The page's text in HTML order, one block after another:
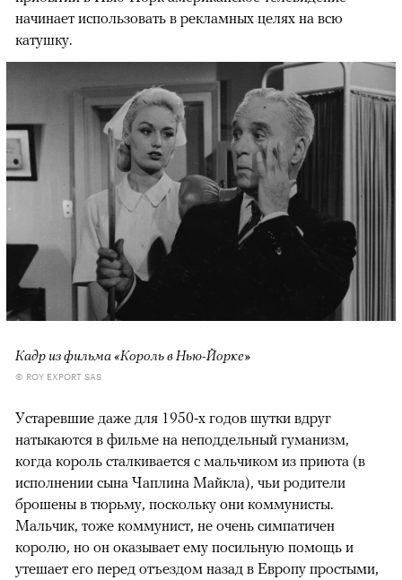
начинает использовать в рекламных целях на всю
катушку.
Кадр из фильма «Король в Нью-Йорке»
© ROY EXPORT SAS
Устаревшие даже для 1950-х годов шутки вдруг
натыкаются в фильме на неподдельный гуманизм,
когда король сталкивается с мальчиком из приюта (в
исполнении сына Чаплина Майкла), чьи родители
брошены в тюрьму, поскольку они коммунисты.
Мальчик, тоже коммунист, не очень симпатичен
королю, но он оказывает ему посильную помощь и
утешает его перед отъездом назад в Европу простыми,